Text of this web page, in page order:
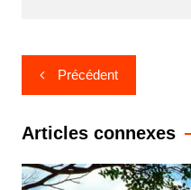
Navigation
de
l’article
Précédent
Articles connexes